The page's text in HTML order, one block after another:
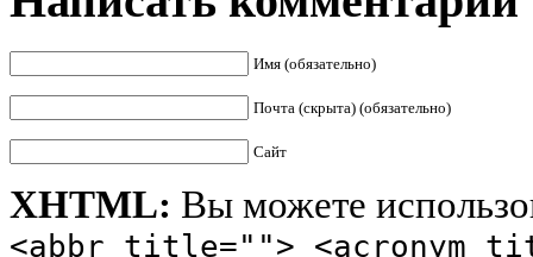
Имя (обязательно)
Почта (скрыта) (обязательно)
Сайт
XHTML: Вы можете
<abbr title=""> <acronym